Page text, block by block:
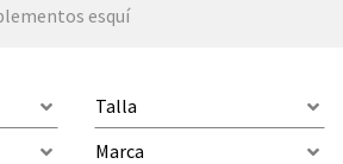
esquí
Talla
Marca